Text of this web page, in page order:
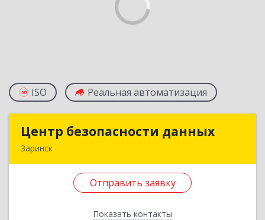
ISO Реальная автоматизация
Центр безопасности данных
Заринск
Отправить заявку
Показать контакты
Центр безопасности данных
ул, дом № 11, кв.9